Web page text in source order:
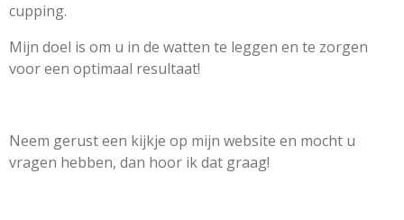
cupping.
Mijn doel is om u in de watten te leggen en te zorgen
voor een optimaal resultaat!
Neem gerust een kijkje op mijn website en mocht u
vragen hebben, dan hoor ik dat graag!